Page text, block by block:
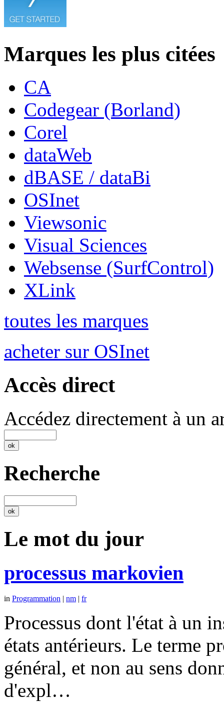
Marques les plus citées
CA
Codegear (Borland)
Corel
dataWeb
dBASE / dataBi
OSInet
Viewsonic
Visual Sciences
Websense (SurfControl)
XLink
toutes les marques
acheter sur OSInet
Accès direct
Accédez directement à un
Recherche
Le mot du jour
processus markovien
in Programmation | nm | fr
Processus dont l'état à un
états antérieurs. Le terme
général, et non au sens
d'expl…